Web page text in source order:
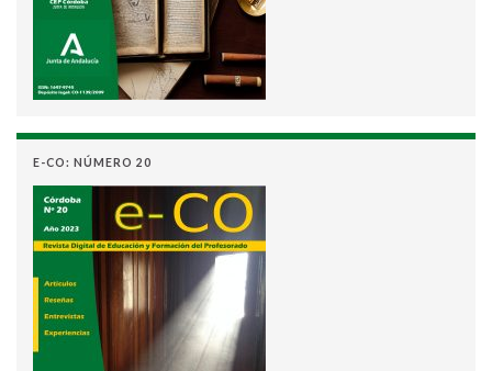
E-CO: NÚMERO 20